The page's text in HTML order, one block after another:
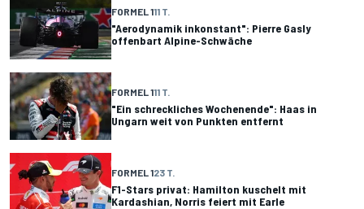
FORMEL 111 T.
"Aerodynamik inkonstant": Pierre Gasly
offenbart Alpine-Schwäche
FORMEL 111 T.
"Ein schreckliches Wochenende": Haas in
Ungarn weit von Punkten entfernt
FORMEL 123 T.
F1-Stars privat: Hamilton kuschelt mit
Kardashian, Norris feiert mit Earle